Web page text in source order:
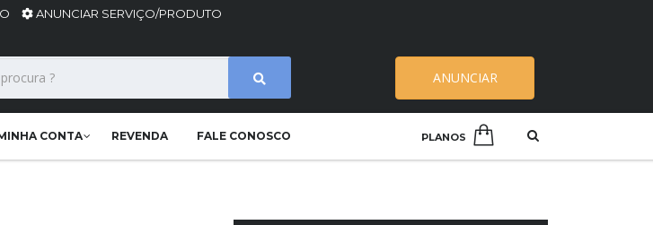
ANUNCIAR SERVIÇO/PRODUTO
ANUNCIAR
PLANOS
CONTA REVENDA FALE CONOSCO